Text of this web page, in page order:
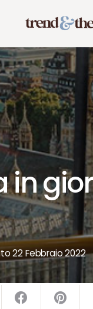
in
22 Febbraio 2022